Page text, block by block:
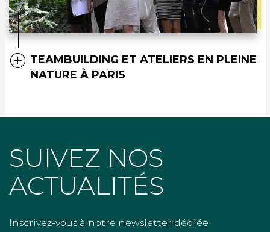
TEAMBUILDING ET ATELIERS EN PLEINE
NATURE À PARIS
SUIVEZ NOS
ACTUALITÉS
Inscrivez-vous à notre newsletter dédiée